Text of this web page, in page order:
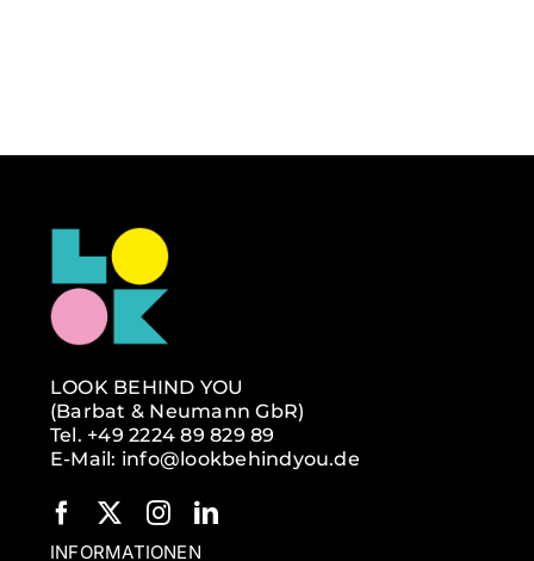
LOOK BEHIND YOU
(Barbat & Neumann GbR)
Tel. +49 2224 89 829 89
E-Mail: info@lookbehindyou.de
INFORMATIONEN